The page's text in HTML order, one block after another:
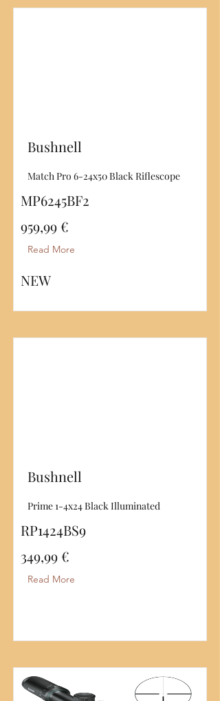
Bushnell
Match Pro 6-24x50 Black Riflescope
MP6245BF2
959,99 €
Read More
NEW
Bushnell
Prime 1-4x24 Black Illuminated
RP1424BS9
349,99 €
Read More